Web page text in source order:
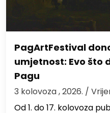
PagArtFestival
umjetnost: Evo što
Pagu
3 kolovoza , 2026. /
Od 1. do 17. kolovoza